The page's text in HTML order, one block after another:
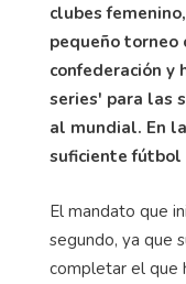
clubes
pequeño torneo
confederación y
series' para las
al mundial. En
suficiente fútbol
El mandato que
segundo, ya que
completar el que